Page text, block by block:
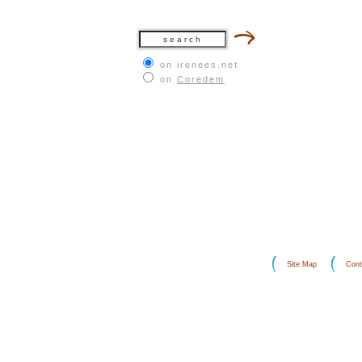
on irenees.net
on Coredem
Site Map